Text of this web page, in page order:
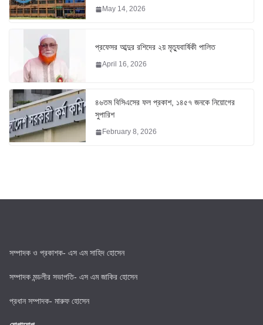
May 14, 2026
প্রফেসর আব্দুর রশিদের ২য় মৃত্যুবার্ষিকী পালিত
April 16, 2026
৪৬তম বিসিএসের ফল প্রকাশ, ১৪৫৭ জনকে নিয়োগের
সুপারিশ
February 8, 2026
সম্পাদক ও প্রকাশক- এস এম সাহিদ হোসেন
সম্পাদক মন্ডলীর সভাপতি- এস এম জাকির হোসেন
প্রধান সম্পাদক- মারুফ হোসেন